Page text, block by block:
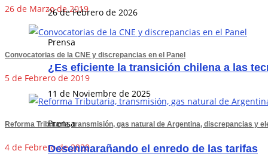
26 de Febrero de 2026
Prensa
¿Es eficiente la transición chilena a las
11 de Noviembre de 2025
Prensa
Desenmarañando el enredo de las tarifas
26 de Marzo de 2019
Convocatorias de la CNE y discrepancias en el Panel
5 de Febrero de 2019
Reforma Tributaria, transmisión, gas natural de Argentina, discrepancias y
4 de Febrero de 2020